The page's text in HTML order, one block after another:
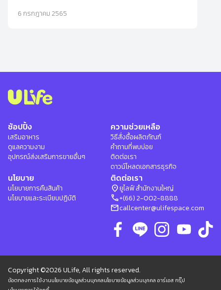
6 กรกฎาคม 2565
ช้อปปิ้ง
เสริมอาหาร
ดูแลความงาม
อุปกรณ์ส่งเสริมการขายอื่นๆ
ความช่วยเหลือ
วิธีสั่งซื้อผลิตภัณฑ์
คำถามที่พบบ่อย
ติดต่อเรา
ดาวน์โหลดเอกสารธุรกิจ
นโยบาย
นโยบายการคืนสินค้า
นโยบายและระเบียบปฏิบัติ
ติดต่อเรา
location_onยูไลฟ์ สำนักงานใหญ่
phone+(66) 2-002-8888
mailcallcenter@ulifespace.com
Copyright ©2026 ULife, All rights reserved.
ข้อตกลงการใช้งานนโยบายข้อมูลส่วนบุคคลนโยบายข้อมูลส่วนบุคคล อาร์เอส กรุ๊ป